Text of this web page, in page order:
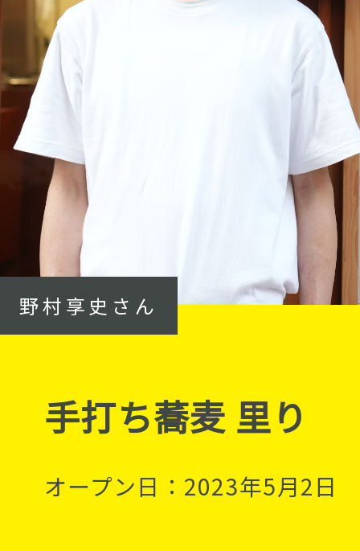
野村享史さん
手打ち蕎麦 里り
オープン日：2023年5月2日